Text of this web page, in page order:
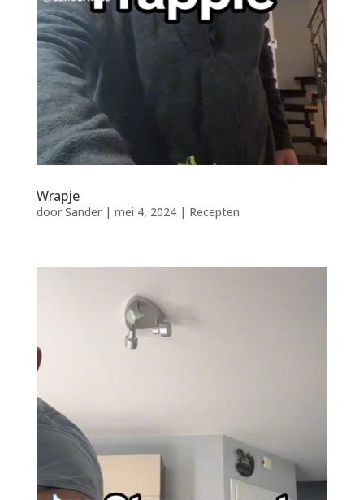
Wrapje
door Sander| mei 4, 2024| Recepten